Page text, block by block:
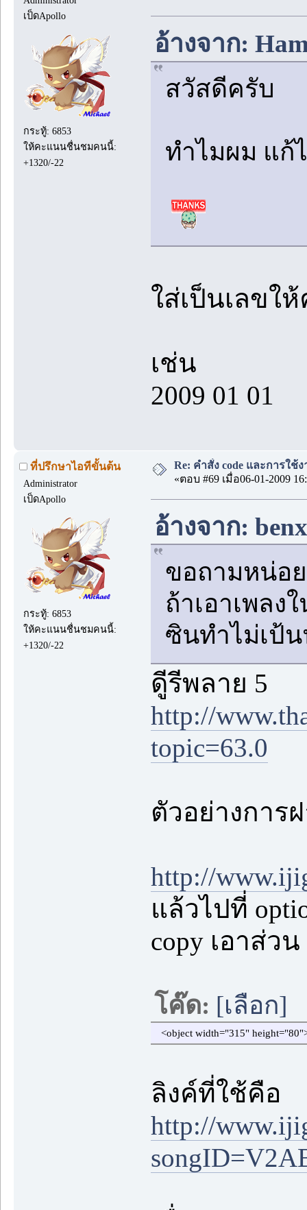
เป็ดApollo
กระทู้: 6853
ให้คะแนนชื่นชมคนนี้:
+1320/-22
อ้างจาก:
สวัสดีครับ
ทำไมผม แก้
ใส่เป็นเลขใ
เช่น
2009 01 01
ที่ปรึกษาไอทีขั้นต้น
Administrator
เป็ดApollo
กระทู้: 6853
ให้คะแนนชื่นชมคนนี้:
+1320/-22
Re: คำสั่ง code และการใช้
«ตอบ #69 เมื่อ06-01-2009
อ้างจาก:
ขอถามหน่อ
ถ้าเอาเพลง
ซินทำไม่เป้
ดูีรีพลาย 5
http://
topic=63.0
ตัวอย่างการ
http://
แล้วไปที่
copy เอาส่วน
โค๊ด: [เลือก]
<object width="315"
ลิงค์ที่ใช้คือ
http://